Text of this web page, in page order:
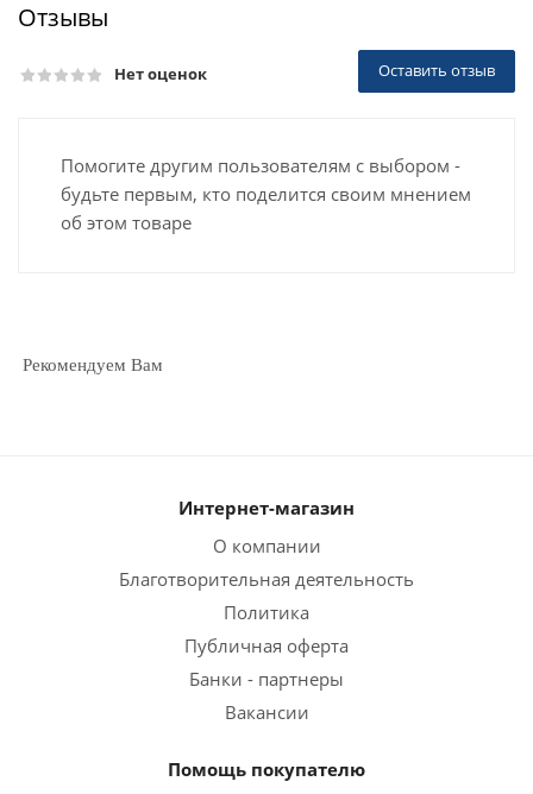
Отзывы
Нет оценок Оставить отзыв
Помогите другим пользователям с выбором -
будьте первым, кто поделится своим мнением
об этом товаре
Рекомендуем Вам
Интернет-магазин
О компании
Благотворительная деятельность
Политика
Публичная оферта
Банки - партнеры
Вакансии
Помощь покупателю